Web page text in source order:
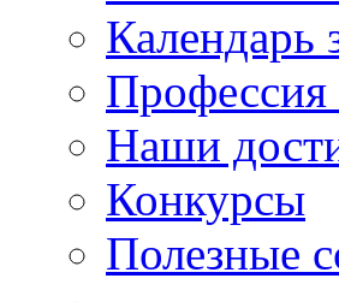
Календарь
Профессия
Наши
Конкурсы
Полезные